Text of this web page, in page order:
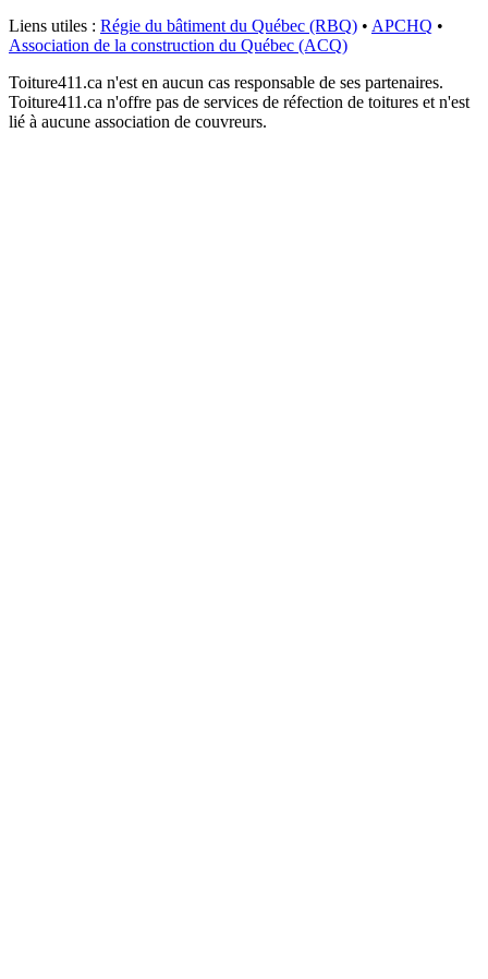
Liens utiles : Régie du bâtiment du Québec (RBQ) • APCHQ •
Association de la construction du Québec (ACQ)
Toiture411.ca n'est en aucun cas responsable de ses partenaires.
Toiture411.ca n'offre pas de services de réfection de toitures et n'est
lié à aucune association de couvreurs.